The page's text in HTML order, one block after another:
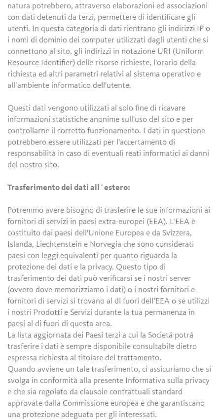
natura potrebbero, attraverso elaborazioni ed associazioni
con dati detenuti da terzi, permettere di identificare gli
utenti. In questa categoria di dati rientrano gli indirizzi IP o
i nomi di dominio dei computer utilizzati dagli utenti che si
connettono al sito, gli indirizzi in notazione URI (Uniform
Resource Identifier) delle risorse richieste, l'orario della
richiesta ed altri parametri relativi al sistema operativo e
all’ambiente informatico dell'utente.
Questi dati vengono utilizzati al solo fine di ricavare
informazioni statistiche anonime sull'uso del sito e per
controllarne il corretto funzionamento. I dati in questione
potrebbero essere utilizzati per l'accertamento di
responsabilità in caso di eventuali reati informatici ai danni
del nostro sito.
Trasferimento dei dati all´estero:
Potremmo avere bisogno di trasferire le sue informazioni ai
fornitori di servizi in paesi extra-europei (EEA). L‘EEA è
costituito dai paesi dell'Unione Europea e da Svizzera,
Islanda, Liechtenstein e Norvegia che sono considerati
paesi con leggi equivalenti per quanto riguarda la
protezione dei dati e la privacy. Questo tipo di
trasferimento dei dati può verificarsi se i nostri server
(ovvero dove memorizziamo i dati) o i nostri fornitori e
fornitori di servizi si trovano al di fuori dell’EEA o se utilizzi
i nostri Prodotti e Servizi durante la tua permanenza in
paesi al di fuori di questa area.
La lista aggiornata dei Paesi terzi a cui la Societá potrá
trasferire i dati è sempre disponibile consultabile dietro
espressa richiesta al titolare del trattamento.
Quando avviene un tale trasferimento, ci assicuriamo che si
svolga in conformità alla presente Informativa sulla privacy
e che sia regolato da clausole contrattuali standard
approvate dalla Commissione europea e che garantiscano
una protezione adeguata per gli interessati.